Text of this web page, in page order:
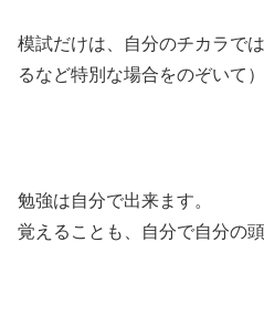
模試だけは、自分のチカラで
るなど特別な場合をのぞいて）
勉強は自分で出来ます。
覚えることも、自分で自分の